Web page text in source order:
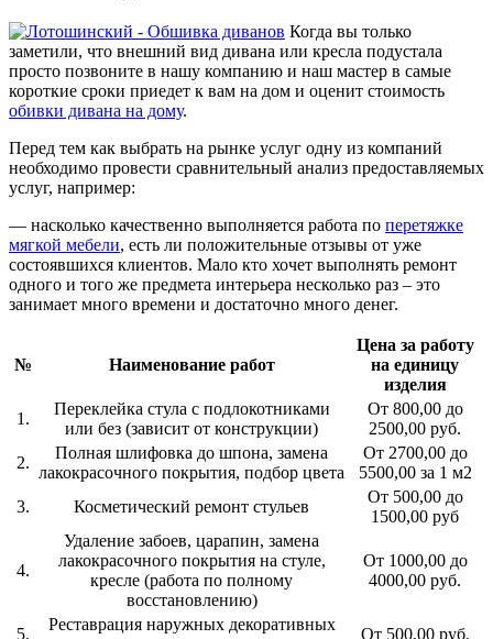
Когда вы только
заметили, что внешний вид дивана или кресла подустала
просто позвоните в нашу компанию и наш мастер в самые
короткие сроки приедет к вам на дом и оценит стоимость
обивки дивана на дому.
Перед тем как выбрать на рынке услуг одну из компаний
необходимо провести сравнительный анализ предоставляемых
услуг, например:
— насколько качественно выполняется работа по перетяжке
мягкой мебели, есть ли положительные отзывы от уже
состоявшихся клиентов. Мало кто хочет выполнять ремонт
одного и того же предмета интерьера несколько раз – это
занимает много времени и достаточно много денег.
№ Наименование работ
Цена за работу
на единицу
изделия
1.
Переклейка стула с подлокотниками
или без (зависит от конструкции)
От 800,00 до
2500,00 руб.
2.
Полная шлифовка до шпона, замена
лакокрасочного покрытия, подбор цвета
От 2700,00 до
5500,00 за 1 м2
3.
Косметический ремонт стульев
От 500,00 до
1500,00 руб
4.
Удаление забоев, царапин, замена
лакокрасочного покрытия на стуле,
кресле (работа по полному
восстановлению)
От 1000,00 до
4000,00 руб.
5.
Реставрация наружных декоративных
От 500,00 руб.